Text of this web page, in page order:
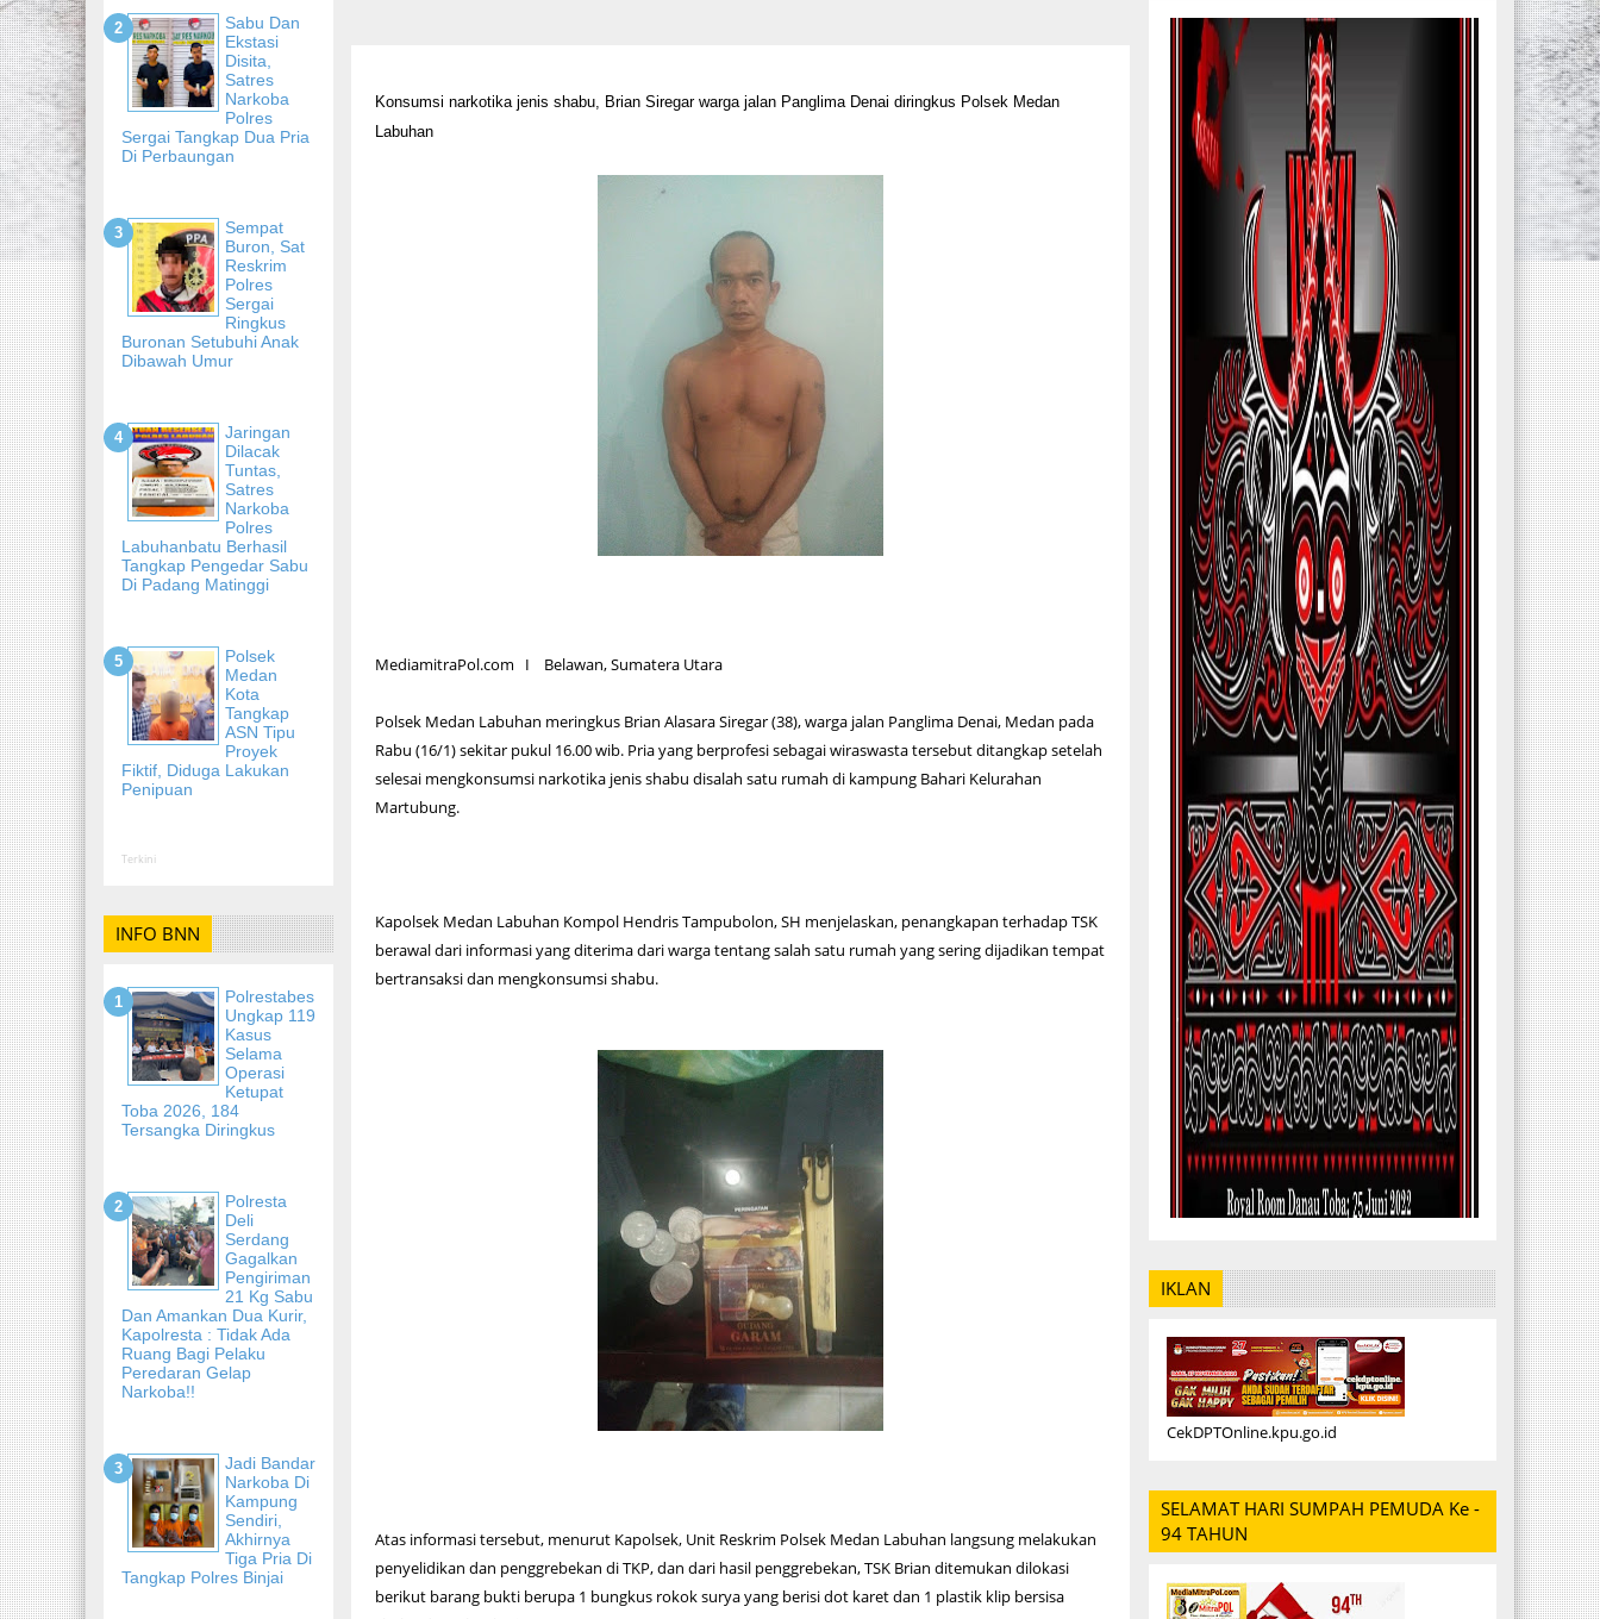
Sabu Dan
Ekstasi
Disita,
Satres
Narkoba
Polres
Sergai Tangkap Dua Pria
Di Perbaungan
Sempat
Buron, Sat
Reskrim
Polres
Sergai
Ringkus
Buronan Setubuhi Anak
Dibawah Umur
Jaringan
Dilacak
Tuntas,
Satres
Narkoba
Polres
Labuhanbatu Berhasil
Tangkap Pengedar Sabu
Di Padang Matinggi
Polsek
Medan
Kota
Tangkap
ASN Tipu
Proyek
Fiktif, Diduga Lakukan
Penipuan
Terkini
INFO BNN
Polrestabes
Ungkap 119
Kasus
Selama
Operasi
Ketupat
Toba 2026, 184
Tersangka Diringkus
Polresta
Deli
Serdang
Gagalkan
Pengiriman
21 Kg Sabu
Dan Amankan Dua Kurir,
Kapolresta : Tidak Ada
Ruang Bagi Pelaku
Peredaran Gelap
Narkoba!!
Jadi Bandar
Narkoba Di
Kampung
Sendiri,
Akhirnya
Tiga Pria Di
Tangkap Polres Binjai
Konsumsi narkotika jenis shabu, Brian Siregar warga jalan Panglima Denai diringkus Polsek Medan
Labuhan
MediamitraPol.com I Belawan, Sumatera Utara
Polsek Medan Labuhan meringkus Brian Alasara Siregar (38), warga jalan Panglima Denai, Medan pada
Rabu (16/1) sekitar pukul 16.00 wib. Pria yang berprofesi sebagai wiraswasta tersebut ditangkap setelah
selesai mengkonsumsi narkotika jenis shabu disalah satu rumah di kampung Bahari Kelurahan
Martubung.
Kapolsek Medan Labuhan Kompol Hendris Tampubolon, SH menjelaskan, penangkapan terhadap TSK
berawal dari informasi yang diterima dari warga tentang salah satu rumah yang sering dijadikan tempat
bertransaksi dan mengkonsumsi shabu.
Atas informasi tersebut, menurut Kapolsek, Unit Reskrim Polsek Medan Labuhan langsung melakukan
penyelidikan dan penggrebekan di TKP, dan dari hasil penggrebekan, TSK Brian ditemukan dilokasi
berikut barang bukti berupa 1 bungkus rokok surya yang berisi dot karet dan 1 plastik klip bersisa
IKLAN
CekDPTOnline.kpu.go.id
SELAMAT HARI SUMPAH PEMUDA Ke -
94 TAHUN